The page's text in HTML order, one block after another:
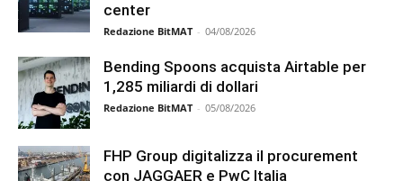
center
Redazione BitMAT - 04/08/2026
Bending Spoons acquista Airtable per
1,285 miliardi di dollari
Redazione BitMAT - 05/08/2026
FHP Group digitalizza il procurement
con JAGGAER e PwC Italia